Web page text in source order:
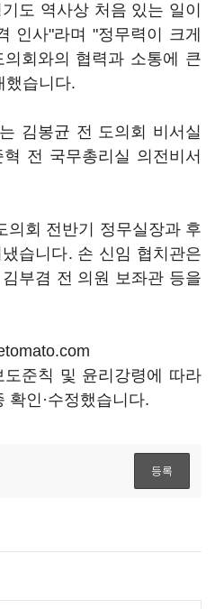
도 역사상 처음 있는 일이
인사"라며 "정무력이 크게
의회와의 협력과 소통에 큰
했습니다.
김봉균 전 도의회 비서실
전 국무총리실 의전비서
의회 전반기 정무실장과 후
습니다. 손 신임 협치관은
부겸 전 의원 보좌관 등을
준칙 및 윤리강령에 따라
확인·수정했습니다.